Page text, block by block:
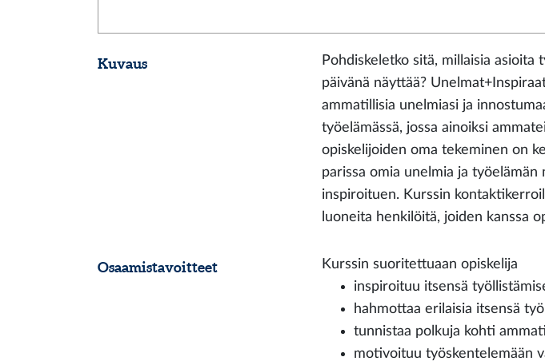
Kuvaus
Pohdiskeletko sitä, millaisia
päivänä näyttää?
ammatillisia unelmiasi ja
työelämässä, jossa ainoiksi
opiskelijoiden oma tekeminen on
parissa omia unelmia ja
inspiroituen. Kurssin
luoneita henkilöitä, joiden kanssa
Osaamistavoitteet
Kurssin suoritettuaan opiskelija
inspiroituu itsensä
hahmottaa erilaisia itsensä
tunnistaa polkuja kohti
motivoituu työskentelemään